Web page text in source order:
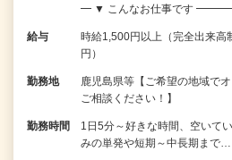
━ ▼ こんなお仕事です
給与
時給1,500円以上（完全出来
円）
勤務地
鹿児島県等【ご希望の地域で
ご相談ください！】
勤務時間
1日5分～好きな時間、空いて
みの単発や短期～中長期まで…